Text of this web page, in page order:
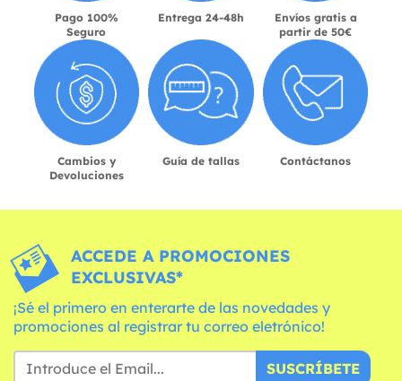
Pago 100%
Seguro
Entrega 24-48h
Envíos gratis a
partir de 50€
Cambios y
Devoluciones
Guía de tallas Contáctanos
ACCEDE A PROMOCIONES
EXCLUSIVAS*
¡Sé el primero en enterarte de las novedades y
promociones al registrar tu correo eletrónico!
SUSCRÍBETE